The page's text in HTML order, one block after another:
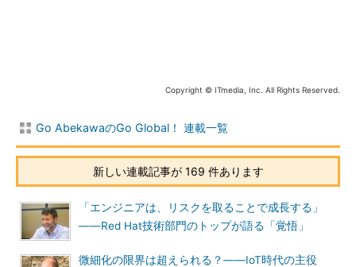
IoT（モノのインターネット）に突入していますから、多くの顧
めにはフラッシュ技術が不可欠だといえます。
Copyright © ITmedia, Inc. All Rights Reserved.
Go AbekawaのGo Global！ 連載一覧
新しい連載記事が 169 件あります
「エンジニアは、リスクを取ることで成長する」
――Red Hat技術部門のトップが語る「覚悟」
微細化の限界は超えられる？――IoT時代の主役